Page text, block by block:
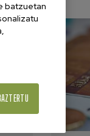
batzuetan